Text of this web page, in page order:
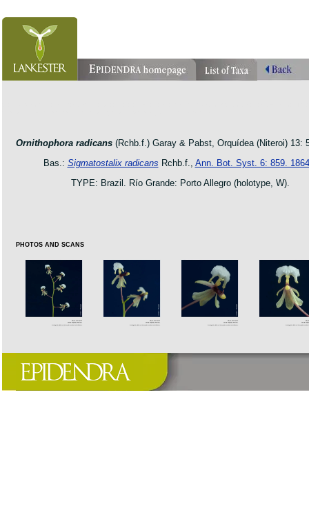
Ornithophora radicans(Rchb.f.) Garay & Pabst, Orquídea (Niteroi) 13:
Bas.: Sigmatostalix radicans Rchb.f., Ann. Bot. Syst. 6: 859. 1864
TYPE: Brazil. Río Grande: Porto Allegro (holotype, W).
PHOTOS AND SCANS